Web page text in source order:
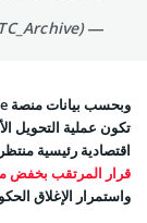
— Bitcoin Archive (@BTC_Archive)
تكون عملية التحويل
اقتصادية رئيسية
قرار المرتقب بخفض
واستمرار الإغلاق